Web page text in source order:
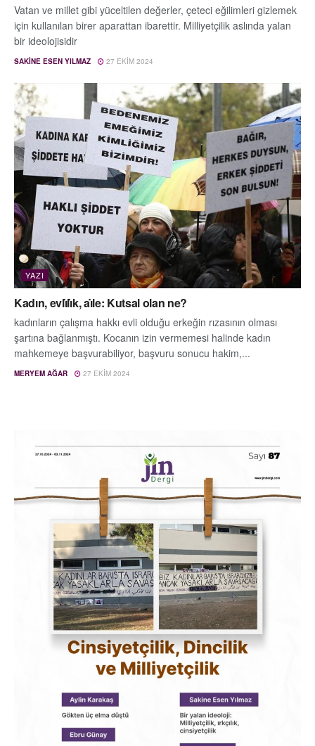
Vatan ve millet gibi yüceltilen değerler, çeteci eğilimleri gizlemek
için kullanılan birer aparattan ibarettir. Milliyetçilik aslında yalan
bir ideolojisidir
SAKINE ESEN YILMAZ 27 EKIM 2024
YAZI
Kadın, evlı̇lı̇k, aı̇le: Kutsal olan ne?
kadınların çalışma hakkı evli olduğu erkeğin rızasının olması
şartına bağlanmıştı. Kocanın izin vermemesi halinde kadın
mahkemeye başvurabiliyor, başvuru sonucu hakim,...
MERYEM AĞAR 27 EKIM 2024